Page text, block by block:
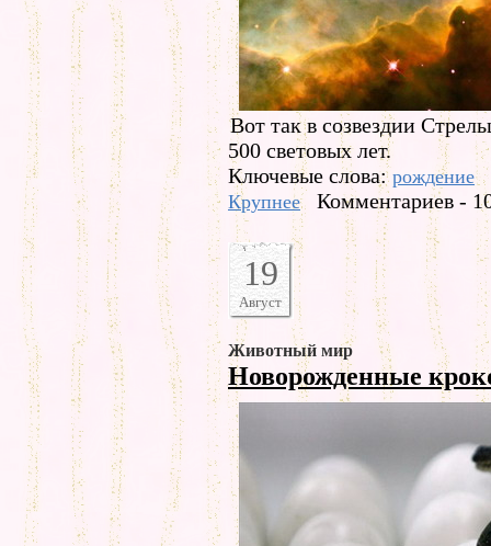
Вот так в созвездии
500 световых лет.
Ключевые слова:рождение
Крупнее
Комментариев -
19
Август
Животный мир
Новорожденные